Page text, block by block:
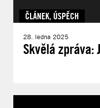
ČLÁNEK, ÚSPĚCH
28. ledna 2025
Skvělá zpráva: